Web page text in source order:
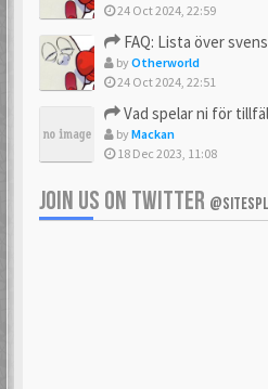
24 Oct 2024, 22:59
FAQ: Lista över
byOtherworld
24 Oct 2024, 22:51
Vad spelar ni för
byMackan
18 Dec 2023, 11:08
JOIN US ON TWITTER